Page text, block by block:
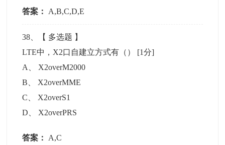
答案： A,B,C,D,E
38 、【 多选题 】
LTE中，X2口自建立方式有（） [1分]
A
X2overM2000
B
X2overMME
C
X2overS1
D
X2overPRS
答案： A,C